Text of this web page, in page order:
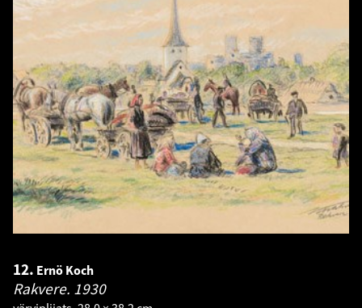
12. Ernö Koch
Rakvere. 1930